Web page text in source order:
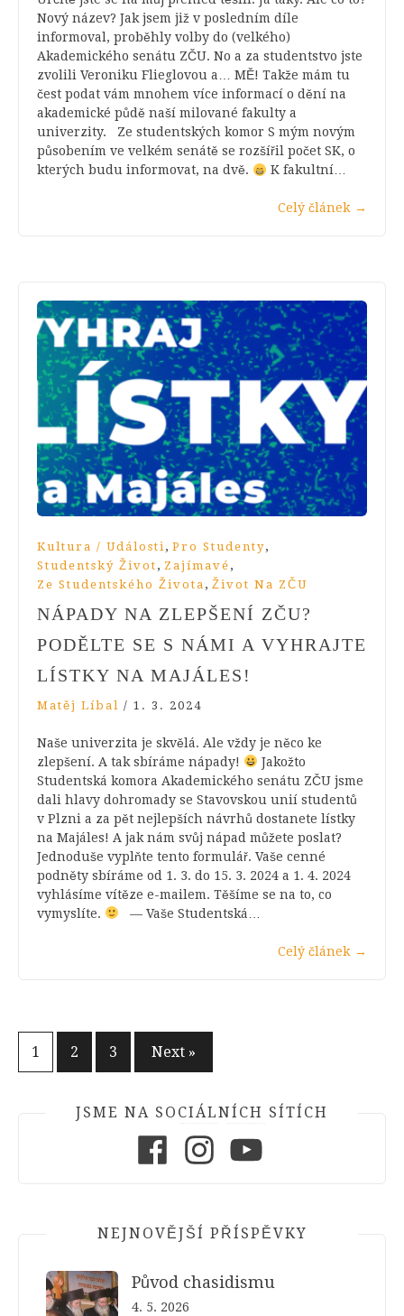
Nový název? Jak jsem již v posledním díle
informoval, proběhly volby do (velkého)
Akademického senátu ZČU. No a za studentstvo jste
zvolili Veroniku Flieglovou a… MĚ! Takže mám tu
čest podat vám mnohem více informací o dění na
akademické půdě naší milované fakulty a
univerzity. Ze studentských komor S mým novým
působením ve velkém senátě se rozšířil počet SK, o
kterých budu informovat, na dvě.
K fakultní…
Celý článek →
Kultura / Události , Pro Studenty,
Studentský Život , Zajímavé ,
Ze Studentského Života , Život Na ZČU
NÁPADY NA ZLEPŠENÍ ZČU?
PODĚLTE SE S NÁMI A VYHRAJTE
LÍSTKY NA MAJÁLES!
Matěj Líbal / 1. 3. 2024
Naše univerzita je skvělá. Ale vždy je něco ke
zlepšení. A tak sbíráme nápady!
Jakožto
Studentská komora Akademického senátu ZČU jsme
dali hlavy dohromady se Stavovskou unií studentů
v Plzni a za pět nejlepších návrhů dostanete lístky
na Majáles! A jak nám svůj nápad můžete poslat?
Jednoduše vyplňte tento formulář. Vaše cenné
podněty sbíráme od 1. 3. do 15. 3. 2024 a 1. 4. 2024
vyhlásíme vítěze e-mailem. Těšíme se na to, co
vymyslíte.
— Vaše Studentská…
Celý článek →
Stránkování
1 2 3 Next »
JSME NA SOCIÁLNÍCH SÍTÍCH
NEJNOVĚJŠÍ PŘÍSPĚVKY
Původ chasidismu
4. 5. 2026